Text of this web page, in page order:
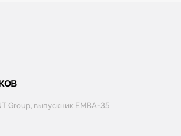
Group, выпускник EMBA-35